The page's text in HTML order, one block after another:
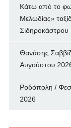
Κάτω από το
Μελωδίας»
Σιδηροκάστρου
Θανάσης
Αυγούστου
Ροδόπολη /
2026